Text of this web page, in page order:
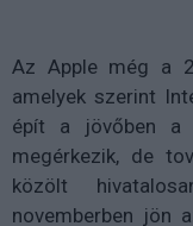
Az Apple még a
amelyek szerint
épít a jövőben a
megérkezik, de
közölt
novemberben jön